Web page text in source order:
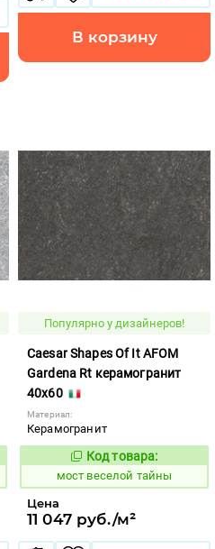
В корзину
Популярно у дизайнеров!
Caesar Shapes Of It AFOM
Gardena Rt керамогранит
40x60
Материал:
Керамогранит
1016851
Код товара:
мост веселой тайны
Цена
11 047 руб./м²